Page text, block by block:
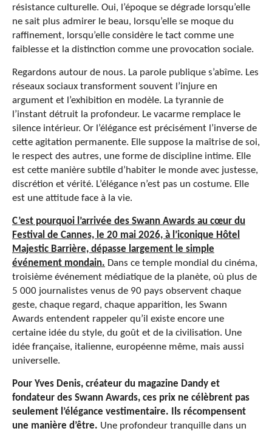
résistance culturelle. Oui, l’époque se dégrade lorsqu’elle
ne sait plus admirer le beau, lorsqu’elle se moque du
raffinement, lorsqu’elle considère le tact comme une
faiblesse et la distinction comme une provocation sociale.
Regardons autour de nous. La parole publique s’abîme. Les
réseaux sociaux transforment souvent l’injure en
argument et l’exhibition en modèle. La tyrannie de
l’instant détruit la profondeur. Le vacarme remplace le
silence intérieur. Or l’élégance est précisément l’inverse de
cette agitation permanente. Elle suppose la maîtrise de soi,
le respect des autres, une forme de discipline intime. Elle
est cette manière subtile d’habiter le monde avec justesse,
discrétion et vérité. L’élégance n’est pas un costume. Elle
est une attitude face à la vie.
C’est pourquoi l’arrivée des Swann Awards au cœur du
Festival de Cannes, le 20 mai 2026, à l’iconique Hôtel
Majestic Barrière, dépasse largement le simple
événement mondain. Dans ce temple mondial du cinéma,
troisième événement médiatique de la planète, où plus de
5 000 journalistes venus de 90 pays observent chaque
geste, chaque regard, chaque apparition, les Swann
Awards entendent rappeler qu’il existe encore une
certaine idée du style, du goût et de la civilisation. Une
idée française, italienne, européenne même, mais aussi
universelle.
Pour Yves Denis, créateur du magazine Dandy et
fondateur des Swann Awards, ces prix ne célèbrent pas
seulement l’élégance vestimentaire. Ils récompensent
une manière d’être. Une profondeur tranquille dans un